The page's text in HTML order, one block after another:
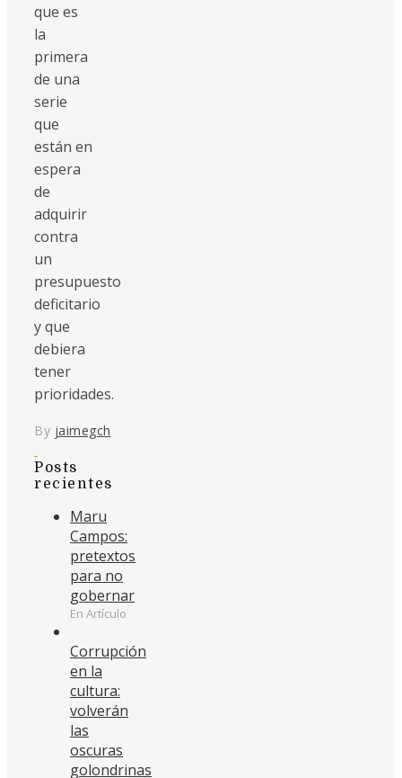
que es
la
primera
de una
serie
que
están en
espera
de
adquirir
contra
un
presupuesto
deficitario
y que
debiera
tener
prioridades.
By jaimegch
Posts
recientes
Maru
Campos:
pretextos
para no
gobernar
En Artículo
Corrupción
en la
cultura:
volverán
las
oscuras
golondrinas